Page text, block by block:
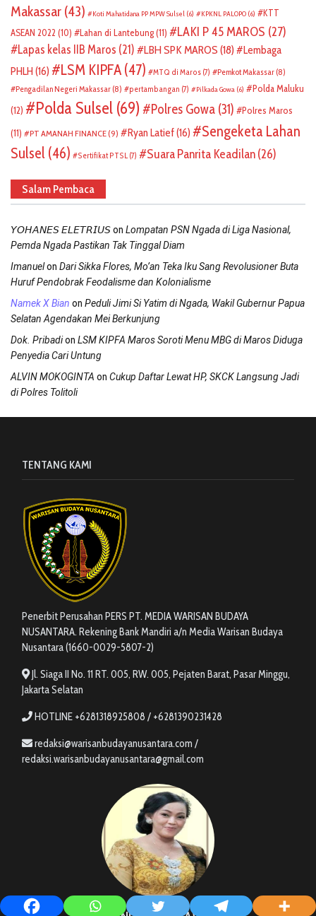
Makassar (43) Koti Mahatidana PP MPW Sulsel (6) KPKNL PALOPO (6)
KTT
ASEAN 2022 (10) Lahan di Lantebung(11) LAKI P 45 MAROS (27)
Lapas kelas IIB Maros (21) LBH SPK MAROS (18)
Lembaga
PHLH (16) LSM KIPFA (47) MTQ di Maros (7) Pemkot Makassar (8)
Pengadilan Negeri Makassar (8) pertambangan (7) Pilkada Gowa (6)
Polda Maluku
(12)
Polda Sulsel (69) Polres Gowa (31)
Polres Maros
(11)
PT AMANAH FINANCE(9) Ryan Latief(16)
Sengeketa Lahan
Sulsel (46) Sertifikat PTSL (7) Suara Panrita Keadilan(26)
Salam Pembaca
𝘠𝘖𝘏𝘈𝘕𝘌𝘚 𝘌𝘓𝘌𝘛𝘙𝘐𝘜𝘚on Lompatan PSN Ngada di Liga Nasional,
Pemda Ngada Pastikan Tak Tinggal Diam
Imanuelon Dari Sikka Flores, Mo’an Teka Iku Sang Revolusioner Buta
Huruf Pendobrak Feodalisme dan Kolonialisme
Namek X Bian on Peduli Jimi Si Yatim di Ngada, Wakil Gubernur Papua
Selatan Agendakan Mei Berkunjung
Dok. Pribadion LSM KIPFA Maros Soroti Menu MBG di Maros Diduga
Penyedia Cari Untung
ALVIN MOKOGINTA on Cukup Daftar Lewat HP, SKCK Langsung Jadi
di Polres Tolitoli
TENTANG KAMI
Penerbit Perusahan PERS PT. MEDIA WARISAN BUDAYA
NUSANTARA. Rekening Bank Mandiri a/n Media Warisan Budaya
Nusantara (1660-0029-5807-2)
Jl. Siaga II No. 11 RT. 005, RW. 005, Pejaten Barat, Pasar Minggu,
Jakarta Selatan
HOTLINE +6281318925808 / +6281390231428
redaksi@warisanbudayanusantara.com /
redaksi.warisanbudayanusantara@gmail.com